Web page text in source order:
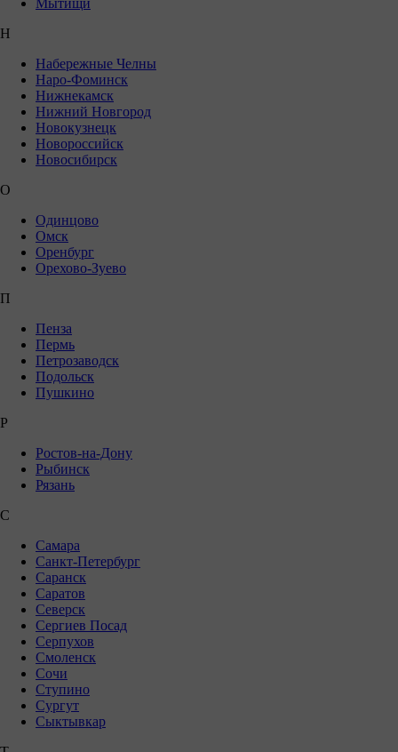
Н
Набережные Челны
Наро-Фоминск
Нижнекамск
Нижний Новгород
Новокузнецк
Новороссийск
Новосибирск
О
Одинцово
Омск
Оренбург
Орехово-Зуево
П
Пенза
Пермь
Петрозаводск
Подольск
Пушкино
Р
Ростов-на-Дону
Рыбинск
Рязань
С
Самара
Санкт-Петербург
Саранск
Саратов
Северск
Сергиев Посад
Серпухов
Смоленск
Сочи
Ступино
Сургут
Сыктывкар